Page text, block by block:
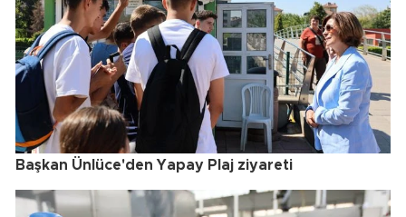
Başkan Ünlüce'den Yapay Plaj ziyareti